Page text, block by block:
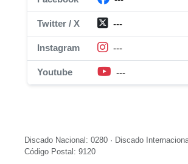
Twitter / X ---
Instagram ---
Youtube ---
Discado Nacional: 0280 · Discado
Código Postal: 9120